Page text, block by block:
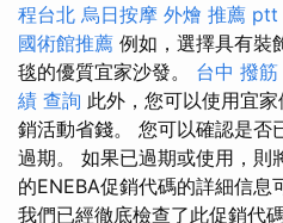
程台北 烏日按摩 外燴 推薦 ptt
國術館推薦 例如，選擇具有裝
毯的優質宜家沙發。 台中 撥
績 查詢 此外，您可以使用宜
銷活動省錢。 您可以確認是否
過期。 如果已過期或使用，則
的ENEBA促銷代碼的詳細信息
我們已經徹底檢查了此促銷代